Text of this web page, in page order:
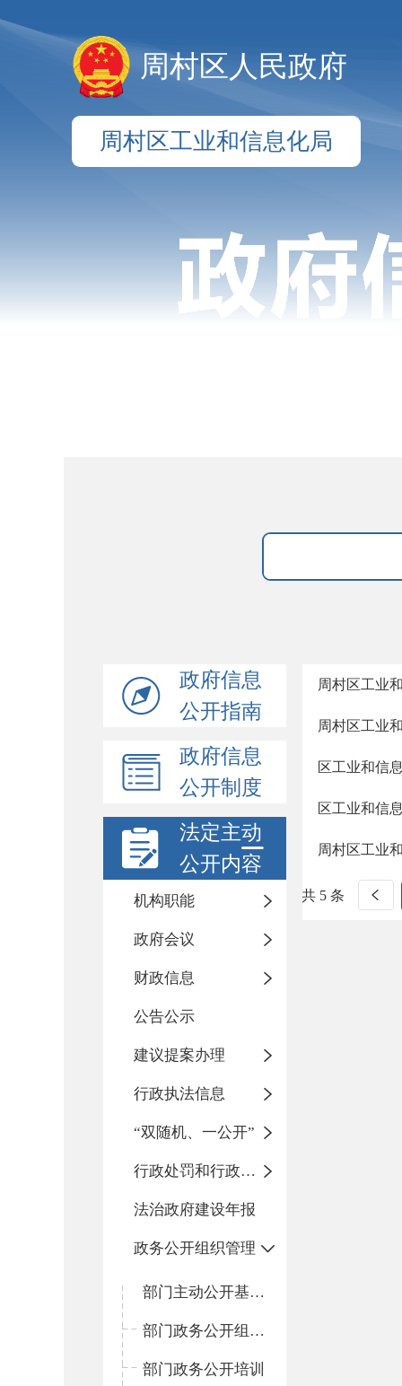
周村区人民政府
周村区工业和信息化局
政府信息
公开指南
政府信息
公开制度
法定主动
公开内容
机构职能
政府会议
财政信息
公告公示
建议提案办理
行政执法信息
“双随机、一公开”
行政处罚和行政强制
法治政府建设年报
政务公开组织管理
部门主动公开基本目录
部门政务公开组织领导
部门政务公开培训
周村区工业
周村区工业
区工业和信
区工业和信
周村区工业
共 5 条